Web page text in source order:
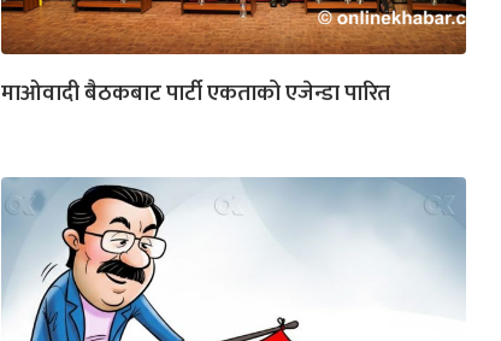
माओवादी बैठकबाट पार्टी एकताको एजेन्डा पारित